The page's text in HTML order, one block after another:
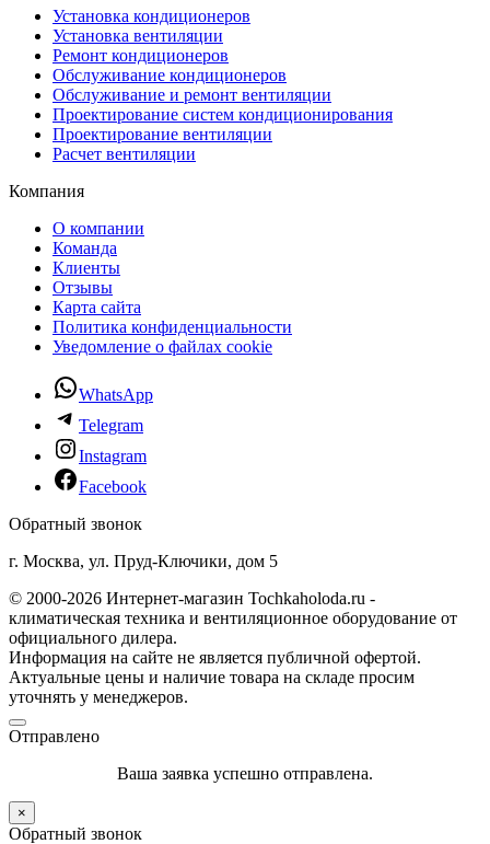
Установка кондиционеров
Установка вентиляции
Ремонт кондиционеров
Обслуживание кондиционеров
Обслуживание и ремонт вентиляции
Проектирование систем кондиционирования
Проектирование вентиляции
Расчет вентиляции
Компания
О компании
Команда
Клиенты
Отзывы
Карта сайта
Политика конфиденциальности
Уведомление о файлах cookie
WhatsApp
Telegram
Instagram
Facebook
Обратный звонок
г. Москва, ул. Пруд-Ключики, дом 5
© 2000-2026 Интернет-магазин Tochkaholoda.ru -
климатическая техника и вентиляционное оборудование от
официального дилера.
Информация на сайте не является публичной офертой.
Актуальные цены и наличие товара на складе просим
уточнять у менеджеров.
Отправлено
Ваша заявка успешно отправлена.
×
Обратный звонок